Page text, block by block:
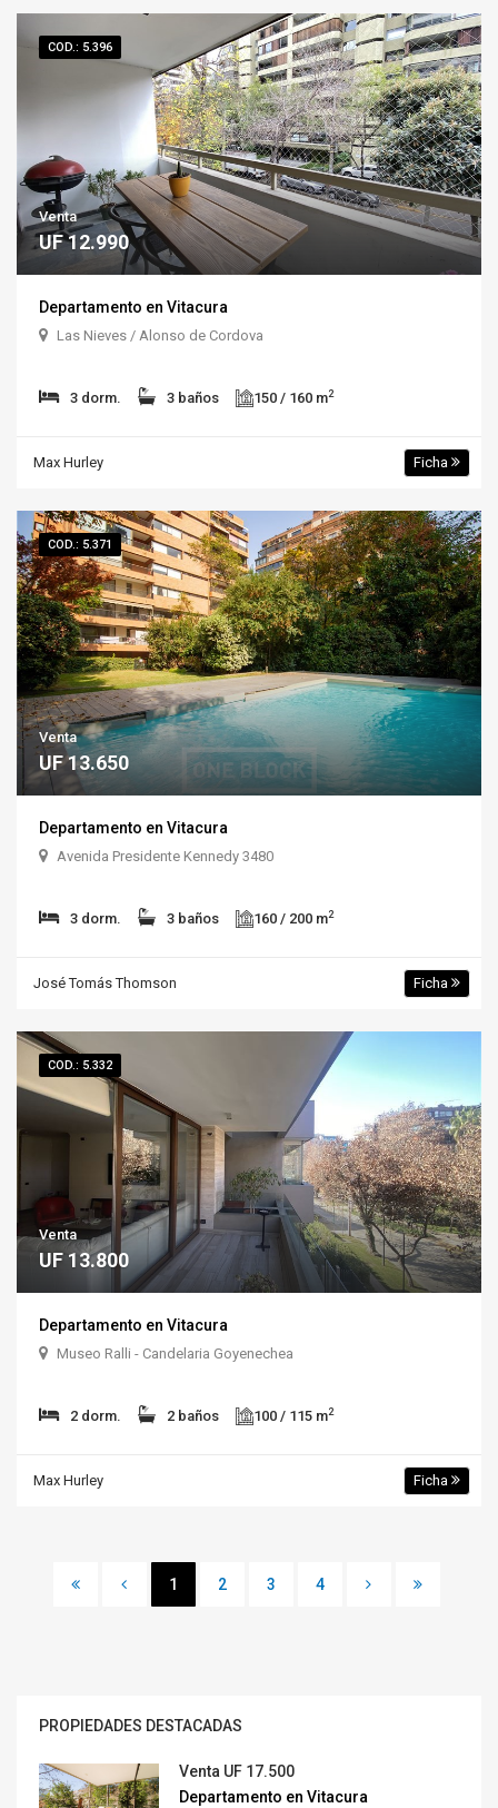
COD.: 5.396
Venta
UF 12.990
Departamento en Vitacura
Las Nieves / Alonso de Cordova
3 dorm. 3 baños 150 / 160 m2
Max Hurley Ficha
COD.: 5.371
Venta
UF 13.650
Departamento en Vitacura
Avenida Presidente Kennedy 3480
3 dorm. 3 baños 160 / 200 m2
José Tomás Thomson Ficha
COD.: 5.332
Venta
UF 13.800
Departamento en Vitacura
Museo Ralli - Candelaria Goyenechea
2 dorm. 2 baños 100 / 115 m2
Max Hurley Ficha
1 2 3 4
PROPIEDADES DESTACADAS
Venta UF 17.500
Departamento en Vitacura